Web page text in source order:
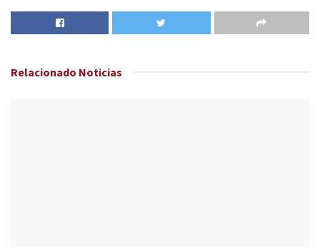
Relacionado Noticias